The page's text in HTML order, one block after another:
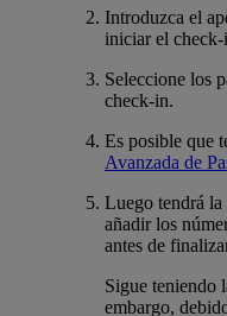
Introduzca el
iniciar el check-
Seleccione los
check-in.
Es posible que
Avanzada de
Luego tendrá
añadir los
antes de
Sigue teniendo
embargo,